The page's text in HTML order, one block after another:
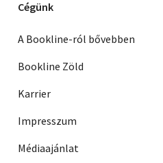
Cégünk
A Bookline-ról bővebben
Bookline Zöld
Karrier
Impresszum
Médiaajánlat